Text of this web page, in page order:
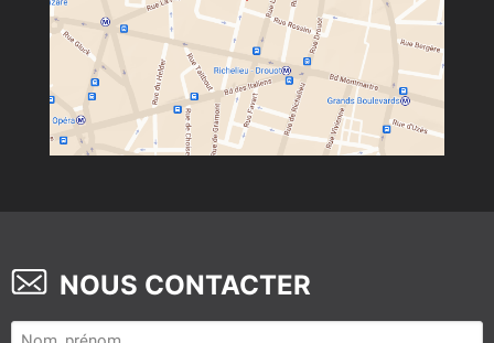
NOUS CONTACTER